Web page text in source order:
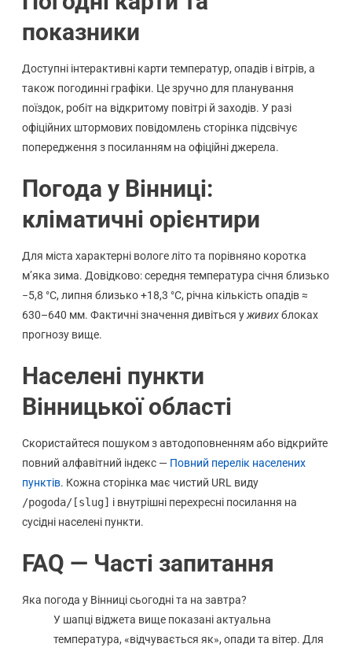
показники
Доступні інтерактивні карти температур, опадів і вітрів, а
також погодинні графіки. Це зручно для планування
поїздок, робіт на відкритому повітрі й заходів. У разі
офіційних штормових повідомлень сторінка підсвічує
попередження з посиланням на офіційні джерела.
Погода у Вінниці:
кліматичні орієнтири
Для міста характерні вологе літо та порівняно коротка
м’яка зима. Довідково: середня температура січня близько
−5,8 °C, липня близько +18,3 °C, річна кількість опадів ≈
630–640 мм. Фактичні значення дивіться уживихблоках
прогнозу вище.
Населені пункти
Вінницької області
Скористайтеся пошуком з автодоповненням або відкрийте
повний алфавітний індекс — Повний перелік населених
пунктів. Кожна сторінка має чистий URL виду
/pogoda/[slug] і внутрішні перехресні посилання на
сусідні населені пункти.
FAQ — Часті запитання
Яка погода у Вінниці сьогодні та на завтра?
У шапці віджета вище показані актуальна
температура, «відчувається як», опади та вітер. Для